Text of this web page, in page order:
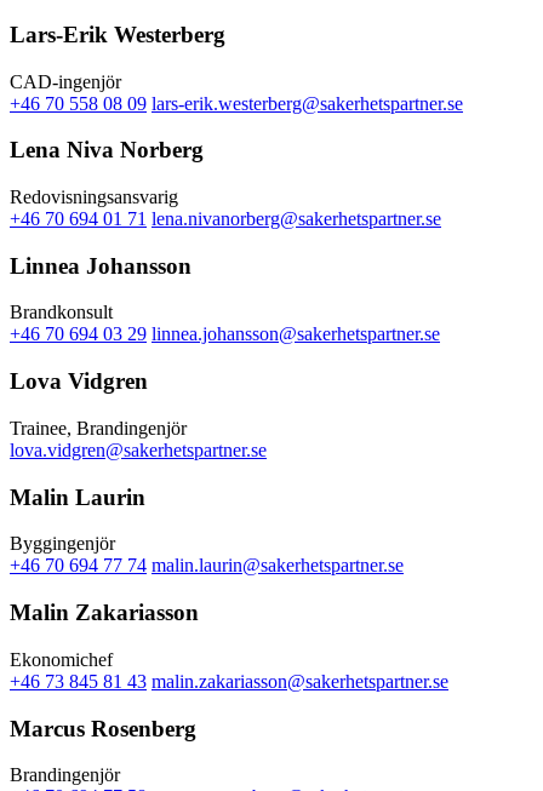
Lars-Erik Westerberg
CAD-ingenjör
+46 70 558 08 09 lars-erik.westerberg@sakerhetspartner.se
Lena Niva Norberg
Redovisningsansvarig
+46 70 694 01 71 lena.nivanorberg@sakerhetspartner.se
Linnea Johansson
Brandkonsult
+46 70 694 03 29 linnea.johansson@sakerhetspartner.se
Lova Vidgren
Trainee, Brandingenjör
lova.vidgren@sakerhetspartner.se
Malin Laurin
Byggingenjör
+46 70 694 77 74 malin.laurin@sakerhetspartner.se
Malin Zakariasson
Ekonomichef
+46 73 845 81 43 malin.zakariasson@sakerhetspartner.se
Marcus Rosenberg
Brandingenjör